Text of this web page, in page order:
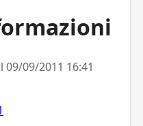
09/09/2011 16:41